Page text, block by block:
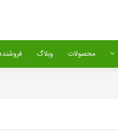
محصولات وبلاگ